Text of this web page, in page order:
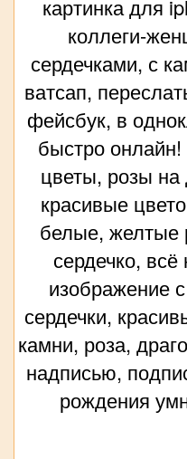
картинка для
коллеги-
сердечками, с
ватсап,
фейсбук, в
быстро онлайн!
цветы, розы
красивые
белые, желтые
сердечко,
изображение
сердечки,
камни, роза,
надписью,
рождения